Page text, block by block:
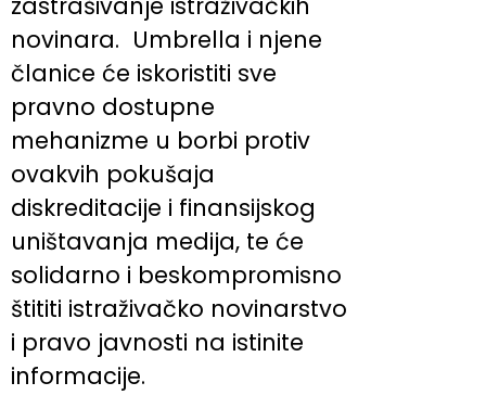
zastrašivanje istraživačkih
novinara. Umbrella i njene
članice će iskoristiti sve
pravno dostupne
mehanizme u borbi protiv
ovakvih pokušaja
diskreditacije i finansijskog
uništavanja medija, te će
solidarno i beskompromisno
štititi istraživačko novinarstvo
i pravo javnosti na istinite
informacije.